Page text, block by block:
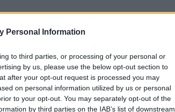
Personal Information
to third parties, or processing of your personal or
by us, please use the below opt-out section to
after your opt-out request is processed you may
on personal information utilized by us or personal
to your opt-out. You may separately opt-out of the
by third parties on the IAB’s list of downstream